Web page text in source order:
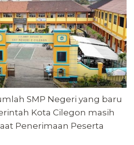
SMP Negeri yang baru
Kota Cilegon masih
Penerimaan Peserta